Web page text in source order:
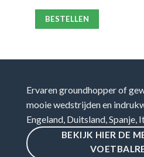
BESTELLEN
Ervaren groundhopper of
mooie wedstrijden en
Engeland, Duitsland, Spanje,
BEKIJK HIER DE